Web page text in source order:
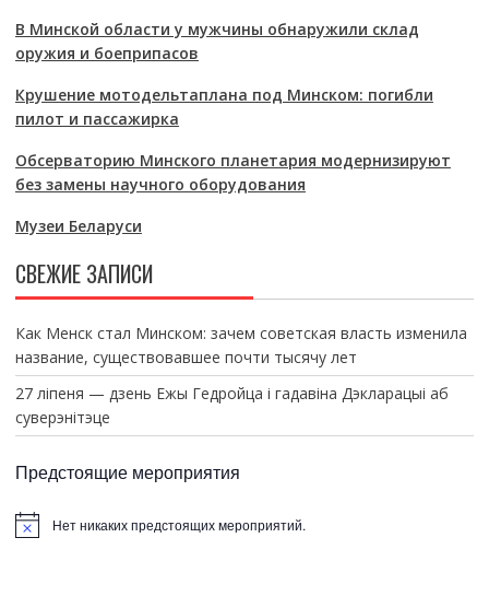
В Минской области у мужчины обнаружили склад
оружия и боеприпасов
Крушение мотодельтаплана под Минском: погибли
пилот и пассажирка
Обсерваторию Минского планетария модернизируют
без замены научного оборудования
Музеи Беларуси
СВЕЖИЕ ЗАПИСИ
Как Менск стал Минском: зачем советская власть изменила
название, существовавшее почти тысячу лет
27 ліпеня — дзень Ежы Гедройца і гадавіна Дэкларацыі аб
суверэнітэце
Предстоящие мероприятия
Нет никаких предстоящих мероприятий.